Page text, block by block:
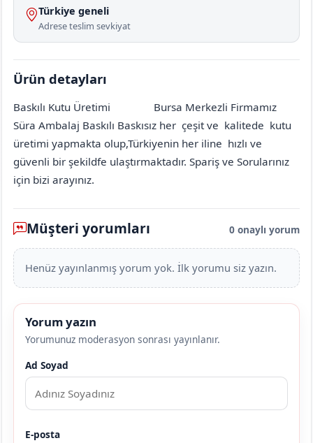
Türkiye geneli
Adrese teslim sevkiyat
Ürün detayları
Baskılı Kutu Üretimi
Bursa Merkezli Firmamız
Süra Ambalaj Baskılı Baskısız her çeşit ve kalitede kutu
üretimi yapmakta olup,Türkiyenin her iline hızlı ve
güvenli bir şekildfe ulaştırmaktadır. Spariş ve Sorularınız
için bizi arayınız.
Müşteri yorumları 0 onaylı yorum
Henüz yayınlanmış yorum yok. İlk yorumu siz yazın.
Yorum yazın
Yorumunuz moderasyon sonrası yayınlanır.
Ad Soyad
E-posta